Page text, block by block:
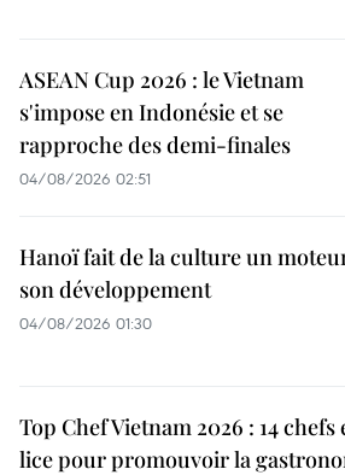
ASEAN Cup 2026 : le Vietnam
s'impose en Indonésie et se
rapproche des demi-finales
04/08/2026 02:51
Hanoï fait de la culture un
son développement
04/08/2026 01:30
Top Chef Vietnam 2026 : 14 chefs
lice pour promouvoir la